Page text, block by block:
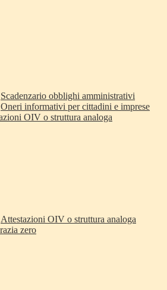
Scadenzario obblighi amministrativi
Oneri informativi per cittadini e imprese
OIV o struttura analoga
Attestazioni OIV o struttura analoga
zero